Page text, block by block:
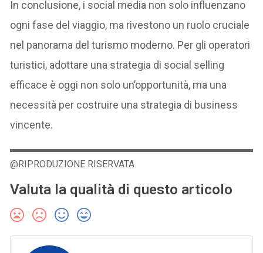
In conclusione, i social media non solo influenzano
ogni fase del viaggio, ma rivestono un ruolo cruciale
nel panorama del turismo moderno. Per gli operatori
turistici, adottare una strategia di social selling
efficace è oggi non solo un’opportunità, ma una
necessità per costruire una strategia di business
vincente.
@RIPRODUZIONE RISERVATA
Valuta la qualità di questo articolo